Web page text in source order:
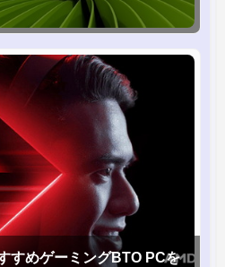
すめゲーミングBTO PCを